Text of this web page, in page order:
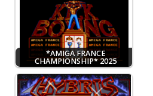
*AMIGA FRANCE
CHAMPIONSHIP* 2025